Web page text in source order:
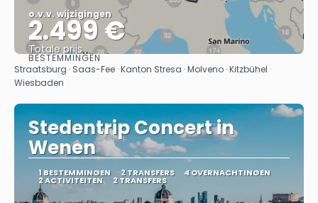
o.v.v. wijzigingen
2.499 €
Totale prijs
Bekijk
BESTEMMINGEN
Straatsburg · Saas-Fee · Kanton Stresa · Molveno · Kitzbühel ·
Wiesbaden
Stedentrip Concert in
Wenen
1 BESTEMMINGEN 2 TRANSFERS 4 OVERNACHTINGEN
2 ACTIVITEITEN 2 TRANSFERS